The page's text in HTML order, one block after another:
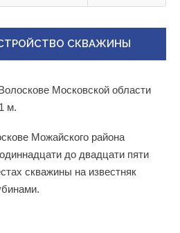
СКВАЖИНЫ
Московской области
м.
Можайского района
до двадцати пяти
скважины на известняк